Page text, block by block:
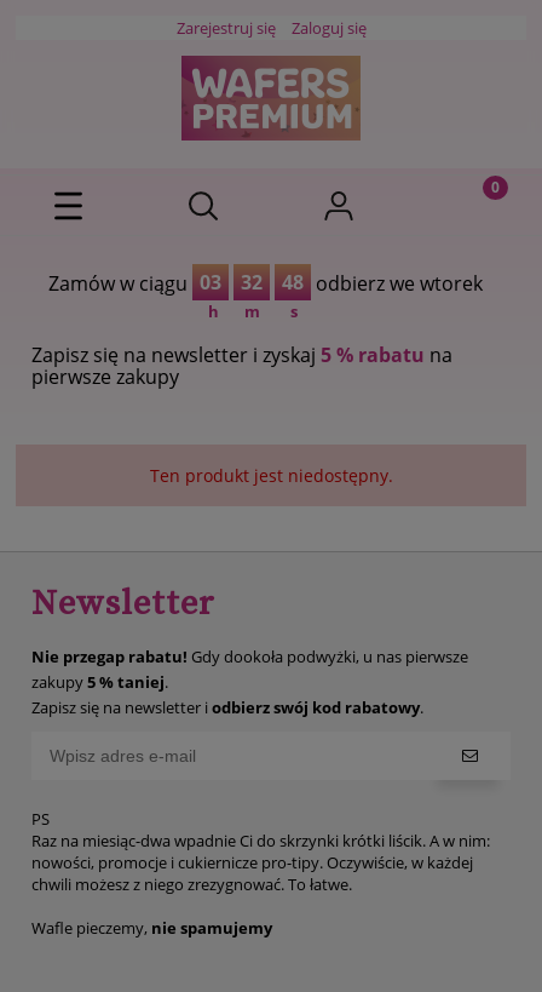
Zarejestruj się Zaloguj się
Zamów w ciągu 03
h
32
m
48
s
odbierz we wtorek
Zapisz się na newsletter i zyskaj 5 % rabatu na
pierwsze zakupy
Ten produkt jest niedostępny.
Newsletter
Nie przegap rabatu! Gdy dookoła podwyżki, u nas pierwsze
zakupy5 % taniej.
Zapisz się na newsletter i odbierz swój kod rabatowy.
PS
Raz na miesiąc-dwa wpadnie Ci do skrzynki krótki liścik. A w nim:
nowości, promocje i cukiernicze pro-tipy. Oczywiście, w każdej
chwili możesz z niego zrezygnować. To łatwe.
Wafle pieczemy, nie spamujemy